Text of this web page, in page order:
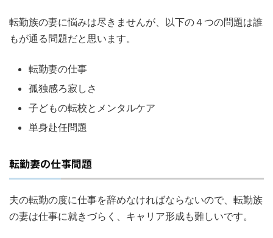
転勤族の妻に悩みは尽きませんが、以下の４つの問題は誰
もが通る問題だと思います。
転勤妻の仕事
孤独感ろ寂しさ
子どもの転校とメンタルケア
単身赴任問題
転勤妻の仕事問題
夫の転勤の度に仕事を辞めなければならないので、転勤族
の妻は仕事に就きづらく、キャリア形成も難しいです。